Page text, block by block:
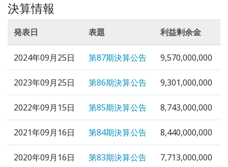
決算情報
発表日 表題 利益剰余金
2024年09月25日 第87期決算公告 9,570,000,000
2023年09月25日 第86期決算公告 9,301,000,000
2022年09月15日 第85期決算公告 8,743,000,000
2021年09月16日 第84期決算公告 8,440,000,000
2020年09月16日 第83期決算公告 7,713,000,000